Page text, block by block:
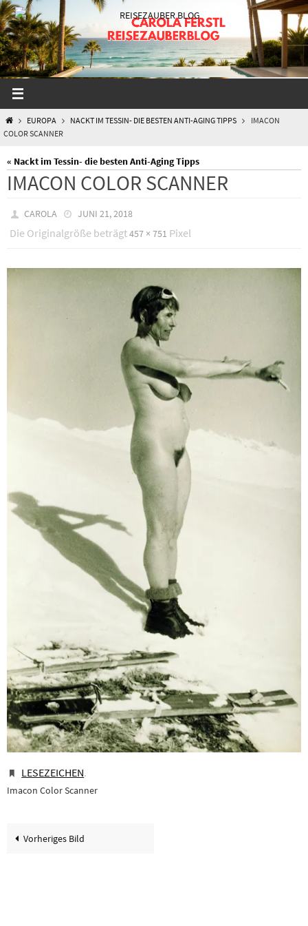
Zum
Inhalt
springen
STARTEUROPA NACKT IM TESSIN- DIE BESTEN ANTI-AGING TIPPS
IMACON
COLOR SCANNER
« Nackt im Tessin- die besten Anti-Aging Tipps
IMACON COLOR SCANNER
CAROLA JUNI 21, 2018
Die Originalgröße beträgt457 × 751 Pixel
LESEZEICHEN.
Imacon Color Scanner
Vorheriges Bild